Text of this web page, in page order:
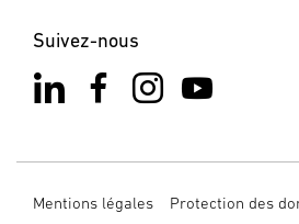
Suivez-nous
Mentions légales Protection des